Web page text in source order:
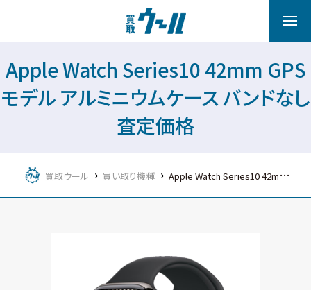
Apple Watch Series10 42mm GPS
モデル アルミニウムケース バンドなし
査定価格
買取ウール 買い取り機種 Apple Watch Series10 42mm GPSモデル アルミニウムケース バンドなし